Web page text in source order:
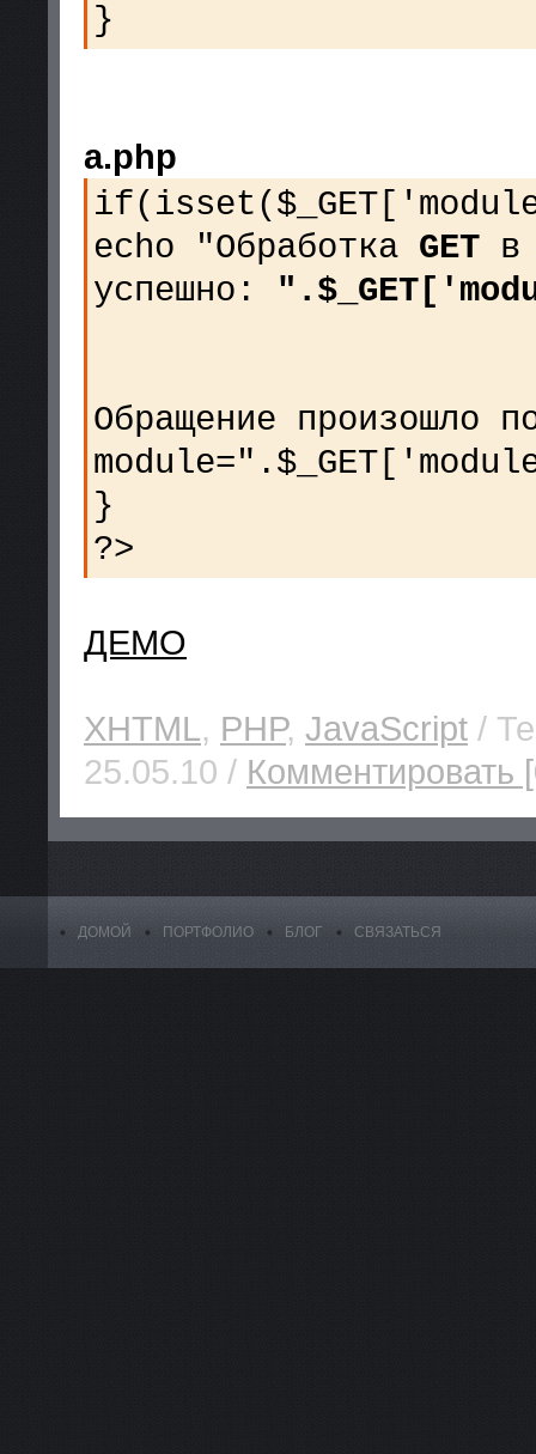
}
a.php
echo "Обработка GET в
успешно:
Обращение произошло
}
?>
ДЕМО
XHTML, PHP, JavaScript /
25.05.10 / Комментировать
ДОМОЙ ПОРТФОЛИО БЛОГ СВЯЗАТЬСЯ